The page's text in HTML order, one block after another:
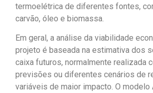
termoelétrica de diferentes fontes,
carvão, óleo e biomassa.
Em geral, a análise da viabilidade
projeto é baseada na estimativa dos
caixa futuros, normalmente realizada
previsões ou diferentes cenários de
variáveis de maior impacto. O modelo